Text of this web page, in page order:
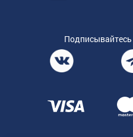
Подписывайтесь